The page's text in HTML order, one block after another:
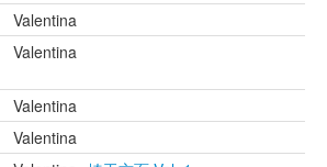
Valentina
Valentina
Valentina
Valentina